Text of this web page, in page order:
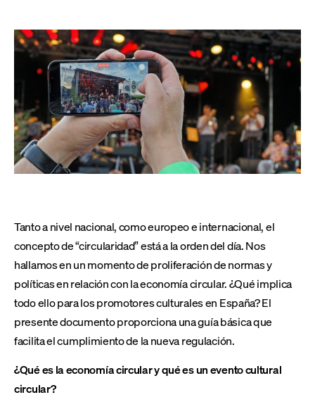
Tanto a nivel nacional, como europeo e internacional, el
concepto de “circularidad” está a la orden del día. Nos
hallamos en un momento de proliferación de normas y
políticas en relación con la economía circular. ¿Qué implica
todo ello para los promotores culturales en España? El
presente documento proporciona una guía básica que
facilita el cumplimiento de la nueva regulación.
¿Qué es la economía circular y qué es un evento cultural
circular?